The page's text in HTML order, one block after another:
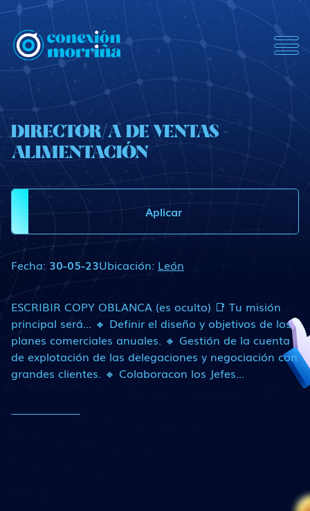
ConexionMorrina
DIRECTOR/A DE VENTAS -
ALIMENTACIÓN
Aplicar
Fecha: 30-05-23Ubicación: León
ESCRIBIR COPY OBLANCA (es oculto) 📑 Tu misión
principal será... 🔸 Definir el diseño y objetivos de los
planes comerciales anuales. 🔸 Gestión de la cuenta
de explotación de las delegaciones y negociación con
grandes clientes. 🔸 Colaboracon los Jefes...